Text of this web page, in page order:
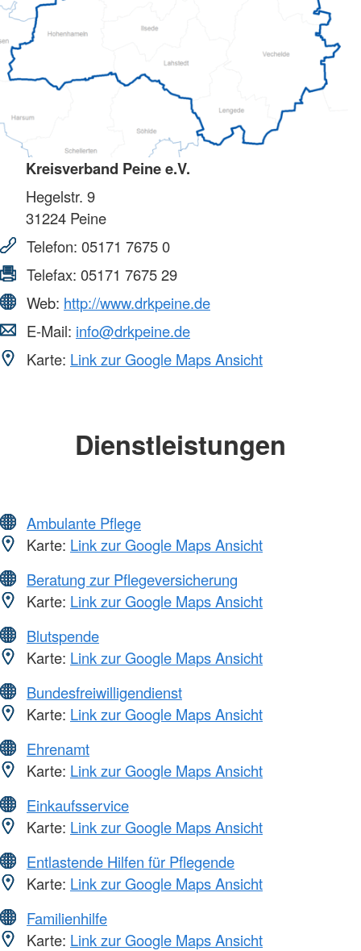
Kreisverband Peine e.V.
Hegelstr. 9
31224 Peine
Telefon: 05171 7675 0
Telefax: 05171 7675 29
Web: http://www.drkpeine.de
E-Mail: info@drkpeine.de
Karte: Link zur Google Maps Ansicht
Dienstleistungen
Ambulante Pflege
Karte: Link zur Google Maps Ansicht
Beratung zur Pflegeversicherung
Karte: Link zur Google Maps Ansicht
Blutspende
Karte: Link zur Google Maps Ansicht
Bundesfreiwilligendienst
Karte: Link zur Google Maps Ansicht
Ehrenamt
Karte: Link zur Google Maps Ansicht
Einkaufsservice
Karte: Link zur Google Maps Ansicht
Entlastende Hilfen für Pflegende
Karte: Link zur Google Maps Ansicht
Familienhilfe
Karte: Link zur Google Maps Ansicht